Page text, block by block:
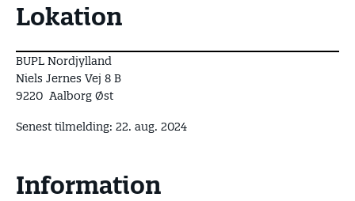
Lokation
BUPL Nordjylland
Niels Jernes Vej 8 B
9220 Aalborg Øst
Senest tilmelding: 22. aug. 2024
Information